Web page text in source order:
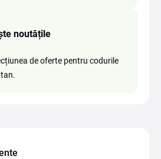
noutățile
de oferte pentru codurile